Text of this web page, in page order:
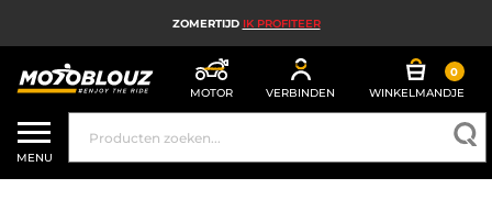
ZOMERTIJD IK PROFITEER
MOTOR VERBINDEN
0
WINKELMANDJE
MOTORHELM
MOTORUITRUSTING HEREN
MENU